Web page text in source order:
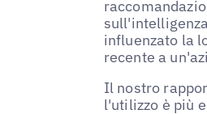
influenzato la
recente a
Il nostro
l'utilizzo è più